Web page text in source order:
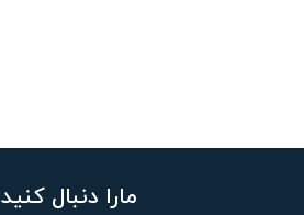
مارا دنبال کنید